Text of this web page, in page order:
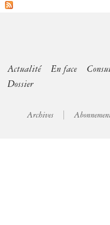
Actualité En face
Dossier
Archives